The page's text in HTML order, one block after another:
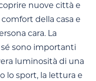
nuove città e
della casa e
cara. La
sé sono importanti
luminosità di una
lo sport, la lettura e